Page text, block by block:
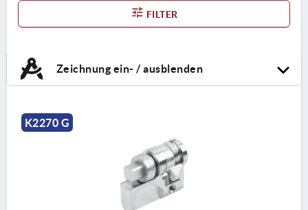
FILTER
Zeichnung ein- / ausblenden
K2270 G